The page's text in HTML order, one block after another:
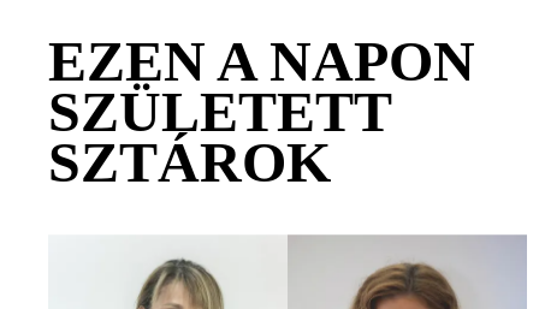
EZEN A NAPON
SZÜLETETT
SZTÁROK